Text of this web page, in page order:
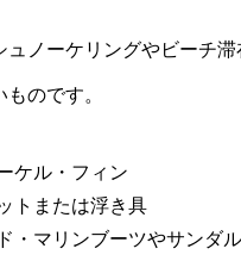
ュノーケリングやビーチ
のです。
ケル・フィン
トまたは浮き具
・マリンブーツやサンダル